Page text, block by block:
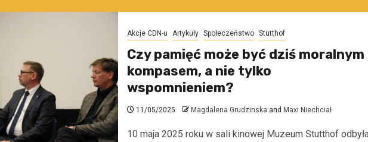
Akcje CDN-u Artykuły Społeczeństwo Stutthof
Czy pamięć może być dziś moralnym
kompasem, a nie tylko
wspomnieniem?
11/05/2025 Magdalena Grudzinska and Maxi Niechciał
10 maja 2025 roku w sali kinowej Muzeum Stutthof